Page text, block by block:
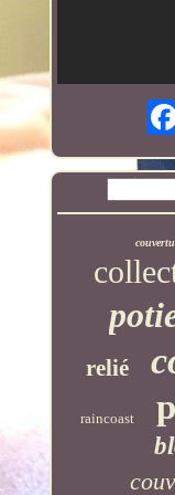
relié
raincoast